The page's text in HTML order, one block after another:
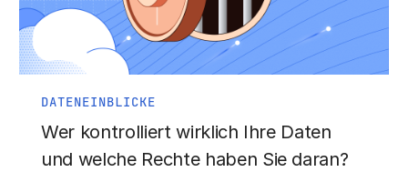
DATENEINBLICKE
Wer kontrolliert wirklich Ihre Daten
und welche Rechte haben Sie daran?